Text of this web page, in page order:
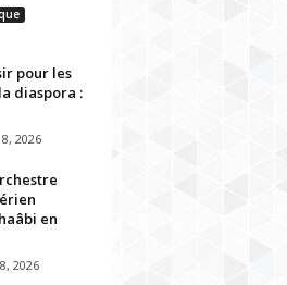
pour les
diaspora :
2026
en
2026